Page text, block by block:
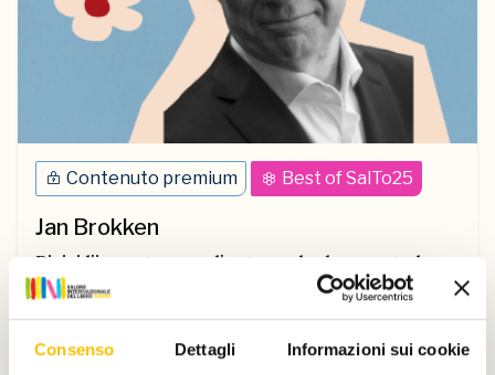
Consenso Dettagli Informazioni sui cookie
Contenuto premium Best of SalTo25
Jan Brokken
Rivivi l'incontro con l'autore che ha aperto la
programmazione dedicata ai Paesi Bassi, Ospite
d’onore del Salone del Libro 2025.
Guarda il video